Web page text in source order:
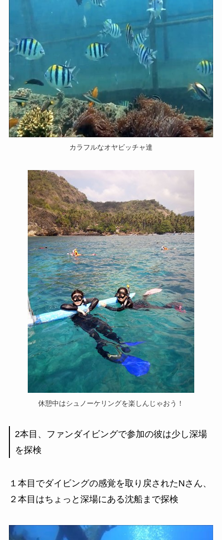
カラフルなオヤビッチャ達
休憩中はシュノーケリングを楽しんじゃおう！
2本目、ファンダイビングで参加の彼は少し深場
を探検
１本目でダイビングの感覚を取り戻されたNさん、
２本目はちょっと深場にある沈船まで探検